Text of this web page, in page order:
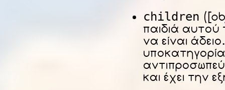
children
παιδιά αυτού
να είναι
και έχει την